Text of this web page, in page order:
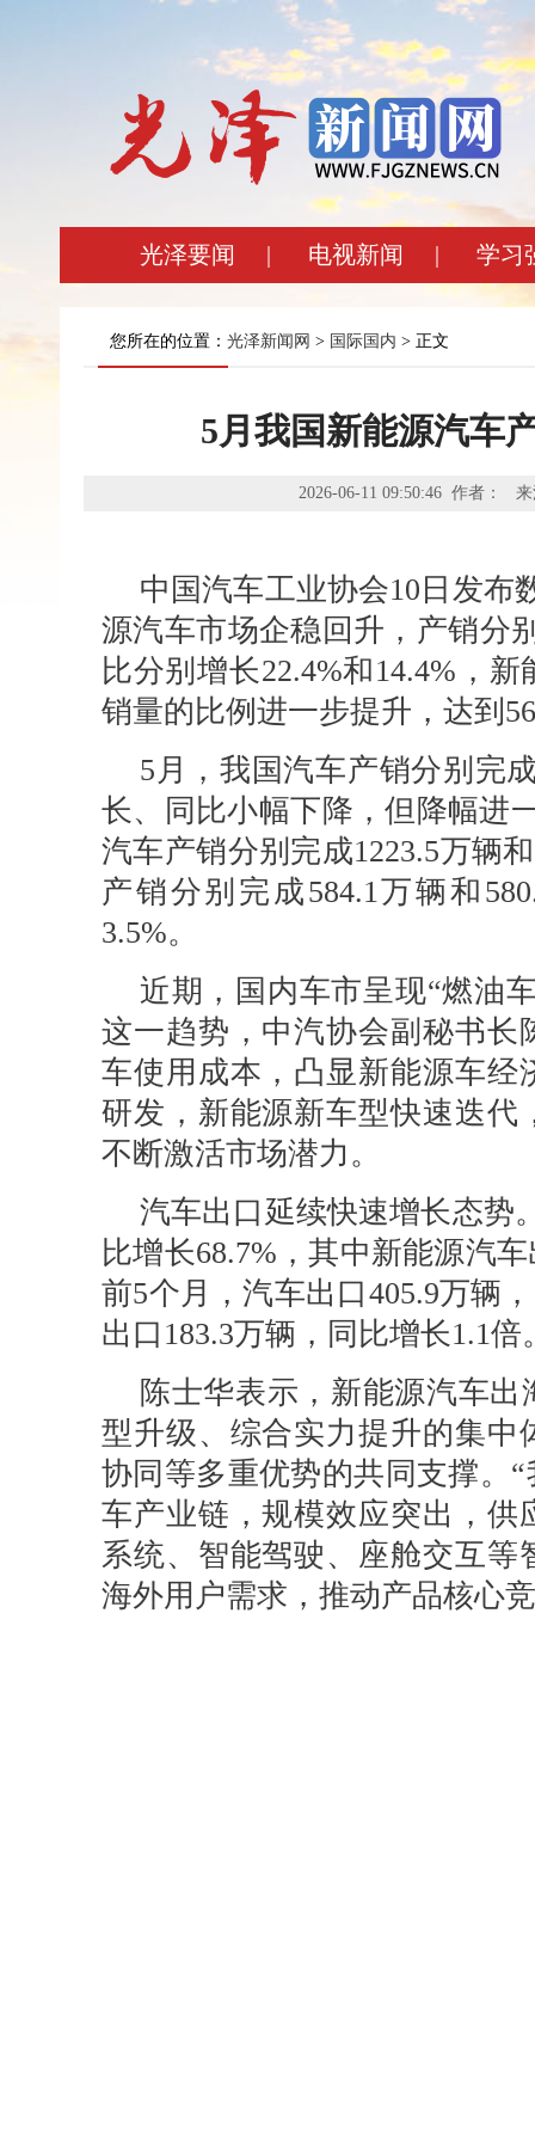
光泽要闻 | 电视新闻 | 学习
您所在的位置： 光泽新闻网 > 国际国内 > 正文
5月我国新能源汽车
2026-06-11 09:50:46 作者：
中国汽车工业协会10日发布
源汽车市场企稳回升，产销分
比分别增长22.4%和14.4%，
销量的比例进一步提升，达到
5月，我国汽车产销分别完
长、同比小幅下降，但降幅进
汽车产销分别完成1223.5万辆
产销分别完成584.1万辆和
3.5%。
近期，国内车市呈现“燃油
这一趋势，中汽协会副秘书长
车使用成本，凸显新能源车经
研发，新能源新车型快速迭代
不断激活市场潜力。
汽车出口延续快速增长态势
比增长68.7%，其中新能源汽
前5个月，汽车出口405.9万辆
出口183.3万辆，同比增长1.1倍
陈士华表示，新能源汽车
型升级、综合实力提升的集中
协同等多重优势的共同支撑。
车产业链，规模效应突出，供
系统、智能驾驶、座舱交互
海外用户需求，推动产品核心